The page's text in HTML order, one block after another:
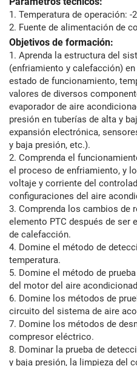
1. Temperatura de operación: -
2. Fuente de alimentación de
Objetivos de formación:
1. Aprenda la estructura del
(enfriamiento y calefacción) en
estado de funcionamiento,
valores de diversos
evaporador de aire
presión en tuberías de alta y
expansión electrónica,
y baja presión, etc.).
2. Comprenda el
el proceso de enfriamiento, y
voltaje y corriente del
configuraciones del aire
3. Comprenda los cambios de
elemento PTC después de ser
de calefacción.
4. Domine el método de
temperatura.
5. Domine el método de
del motor del aire
6. Domine los métodos de
circuito del sistema de aire
7. Domine los métodos de
compresor eléctrico.
8. Dominar la prueba de
y baja presión, la limpieza del